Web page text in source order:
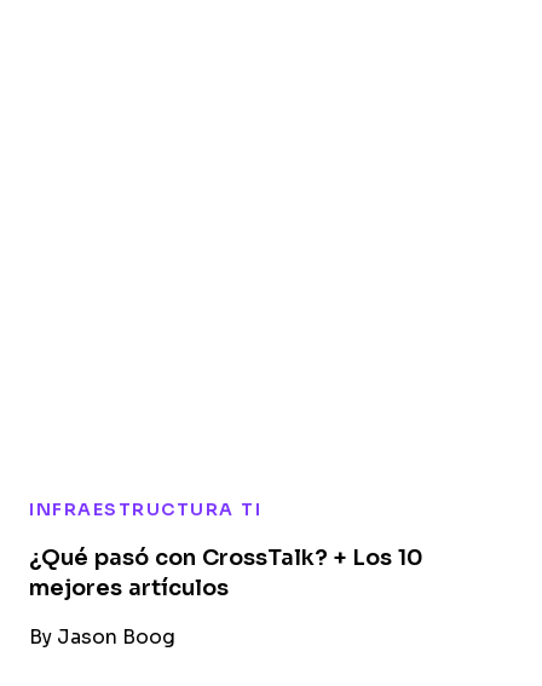
INFRAESTRUCTURA TI
¿Qué pasó con CrossTalk? + Los 10
mejores artículos
By Jason Boog